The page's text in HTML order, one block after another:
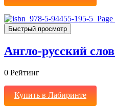
Быстрый просмотр
Англо-русский
0 Рейтинг
Купить в Лабиринте